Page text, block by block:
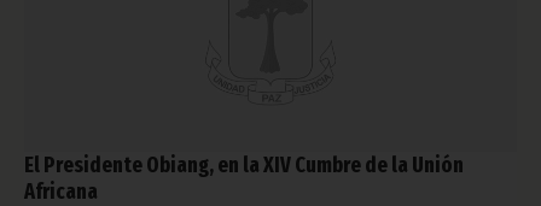
El Presidente Obiang, en la XIV Cumbre de la Unión
Africana